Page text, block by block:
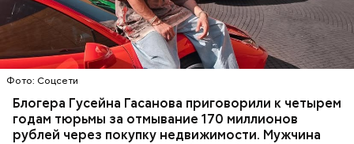
Фото: Соцсети
Блогера Гусейна Гасанова приговорили к четырем
годам тюрьмы за отмывание 170 миллионов
рублей через покупку недвижимости. Мужчина
доходов в особо крупном размере. В тот же день
мужчину заочно арестовали.
НАЛОГИ ПОИСК ЛЮДЕЙ ДЕНЬГИ
МВД
ГАСАН ГУСЕЙНОВ
Молодого человека задержали. На первом же
допросе он признался, что планировал отравить
только отчима. Тогда следователи посчитали, что
мотивом преступления была квартира родителей,
которая в случае их смерти перешла бы сыну. Но